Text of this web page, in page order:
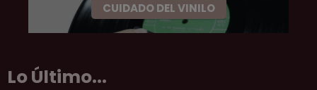
CUIDADO DEL VINILO
Lo Último...